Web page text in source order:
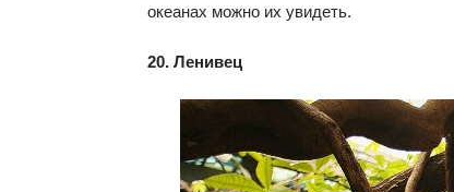
океанах можно их увидеть.
20. Ленивец